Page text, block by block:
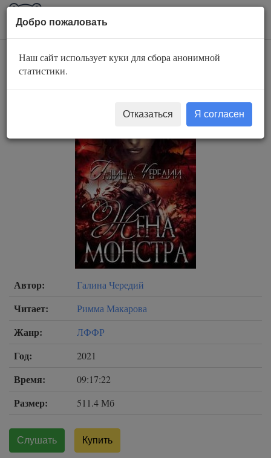
AuBook.org
Жена монстра
Автор: Галина Чередий
Читает: Римма Макарова
Жанр: ЛФФР
Год: 2021
Время: 09:17:22
Размер: 511.4 Мб
Слушать Купить
Добро пожаловать
Наш сайт использует куки для сбора анонимной
статистики.
Отказаться Я согласен